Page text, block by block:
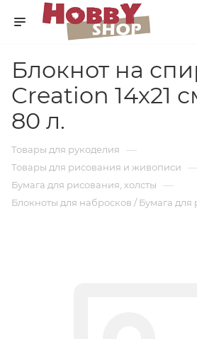
Блокнот на
Creation 14х21
80 л.
Товары для рукоделия —
Товары для рисования и живописи
Бумага для рисования, холсты —
Блокноты для набросков / Бумага для